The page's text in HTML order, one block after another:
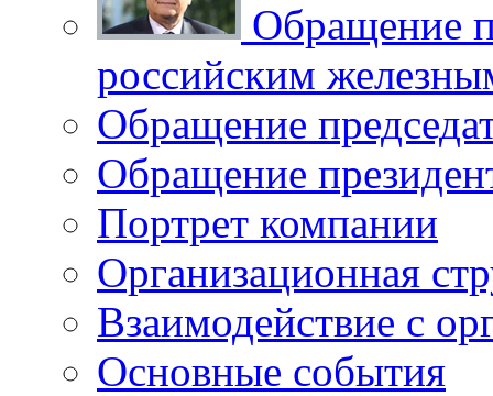
Обращение
российским
Обращение
Обращение
Портрет компании
Организационная
Взаимодействие с
Основные события